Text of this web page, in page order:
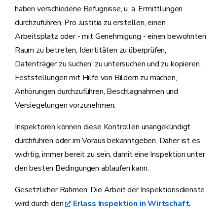
haben verschiedene Befugnisse, u. a. Ermittlungen
durchzuführen, Pro Justitia zu erstellen, einen
Arbeitsplatz oder - mit Genehmigung - einen bewohnten
Raum zu betreten, Identitäten zu überprüfen,
Datenträger zu suchen, zu untersuchen und zu kopieren,
Feststellungen mit Hilfe von Bildern zu machen,
Anhörungen durchzuführen, Beschlagnahmen und
Versiegelungen vorzunehmen.
Inspektoren können diese Kontrollen unangekündigt
durchführen oder im Voraus bekanntgeben. Daher ist es
wichtig, immer bereit zu sein, damit eine Inspektion unter
den besten Bedingungen ablaufen kann.
Gesetzlicher Rahmen: Die Arbeit der Inspektionsdienste
wird durch den
Erlass Inspektion in Wirtschaft,